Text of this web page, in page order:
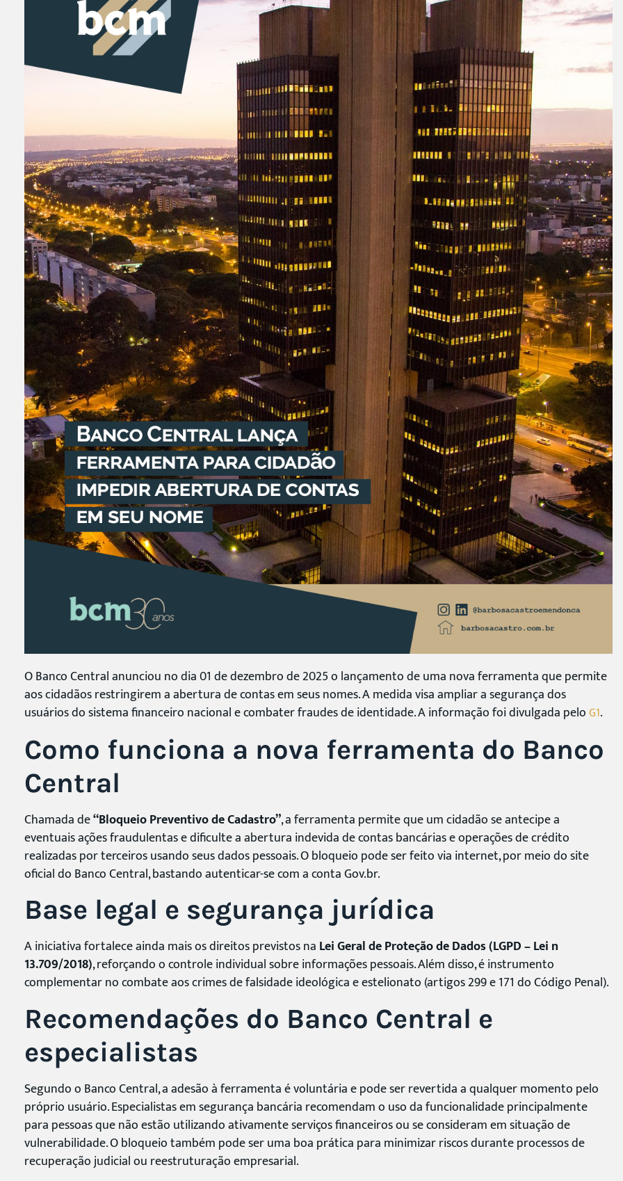
O Banco Central anunciou no dia 01 de dezembro de 2025 o lançamento de uma nova ferramenta que permite
aos cidadãos restringirem a abertura de contas em seus nomes. A medida visa ampliar a segurança dos
usuários do sistema financeiro nacional e combater fraudes de identidade. A informação foi divulgada peloG1.
Como funciona a nova ferramenta do Banco
Central
Chamada de“Bloqueio Preventivo de Cadastro”, a ferramenta permite que um cidadão se antecipe a
eventuais ações fraudulentas e dificulte a abertura indevida de contas bancárias e operações de crédito
realizadas por terceiros usando seus dados pessoais. O bloqueio pode ser feito via internet, por meio do site
oficial do Banco Central, bastando autenticar-se com a conta Gov.br.
Base legal e segurança jurídica
A iniciativa fortalece ainda mais os direitos previstos na Lei Geral de Proteção de Dados (LGPD – Lei nº
13.709/2018), reforçando o controle individual sobre informações pessoais. Além disso, é instrumento
complementar no combate aos crimes de falsidade ideológica e estelionato (artigos 299 e 171 do Código Penal).
Recomendações do Banco Central e
especialistas
Segundo o Banco Central, a adesão à ferramenta é voluntária e pode ser revertida a qualquer momento pelo
próprio usuário. Especialistas em segurança bancária recomendam o uso da funcionalidade principalmente
para pessoas que não estão utilizando ativamente serviços financeiros ou se consideram em situação de
vulnerabilidade. O bloqueio também pode ser uma boa prática para minimizar riscos durante processos de
recuperação judicial ou reestruturação empresarial.